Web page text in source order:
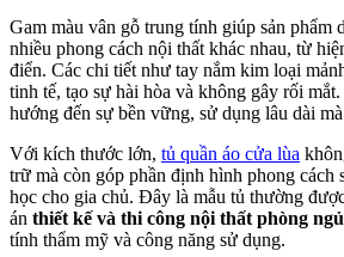
Gam màu vân gỗ trung tính giúp sản phẩm
nhiều phong cách nội thất khác nhau, từ
điển. Các chi tiết như tay nắm kim loại
tinh tế, tạo sự hài hòa và không gây rối
hướng đến sự bền vững, sử dụng lâu dài
Với kích thước lớn, tủ quần áo cửa lùa
trữ mà còn góp phần định hình phong cách
học cho gia chủ. Đây là mẫu tủ thường
án thiết kế và thi công nội thất phòng
tính thẩm mỹ và công năng sử dụng.